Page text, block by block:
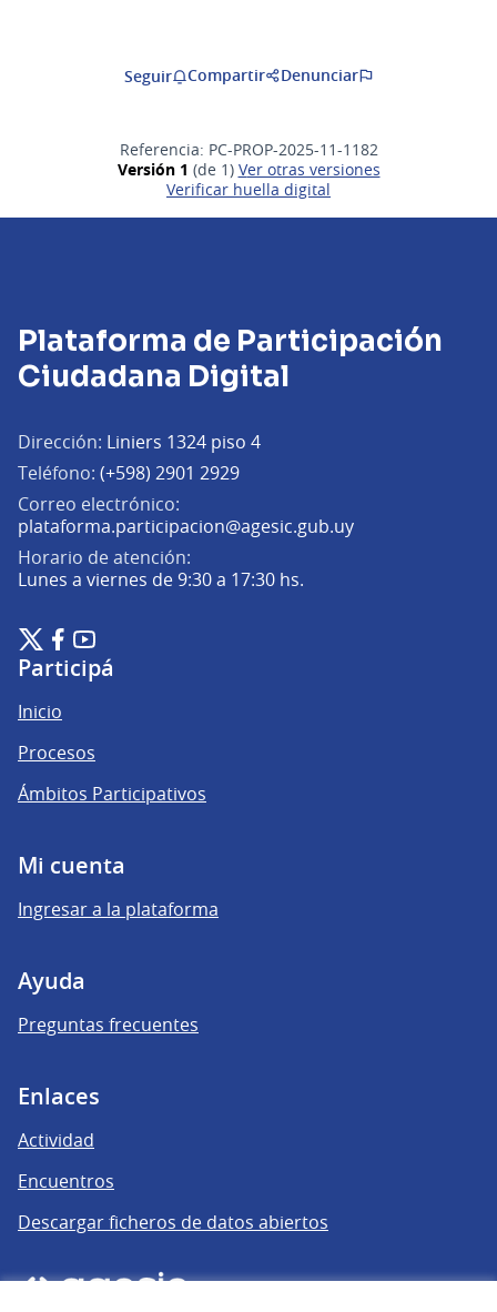
Seguir Compartir Denunciar
Referencia: PC-PROP-2025-11-1182
Versión 1 (de 1)
ver otras versiones
Verificar huella digital
Plataforma de Participación
Ciudadana Digital
Dirección: Liniers 1324 piso 4
Teléfono: (+598) 2901 2929
Correo electrónico:
plataforma.participacion@agesic.gub.uy(Abrir en una
Horario de atención:
Lunes a viernes de 9:30 a 17:30 hs.
Plataforma de Participación Ciudadana Digital en X
(Enlace externo)
Plataforma de Participación Ciudadana Digital en Facebook
(Enlace externo)
Plataforma de Participación Ciudadana Digital en
(Enlace externo)
Participá
Inicio
Procesos
Ámbitos Participativos
Mi cuenta
Ingresar a la plataforma
Ayuda
Preguntas frecuentes
Enlaces
Actividad
Encuentros
Descargar ficheros de datos abiertos